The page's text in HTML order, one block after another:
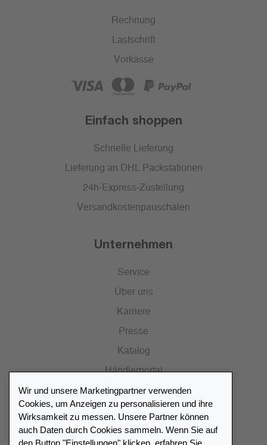
Rechnung
Lastschrift
Vorkasse
Einfach shoppen
Schnelle Lieferung
Lieferung an DHL Packstationen
24h-Express-Zustellung
Versandkostenpauschalen
Unternehmen
Service
Über uns
Karriere
Presse
Katalog
Händlerportal
Händlerverzeichnis
Wir und unsere Marketingpartner verwenden
Cookies, um Anzeigen zu personalisieren und ihre
Wirksamkeit zu messen. Unsere Partner können
auch Daten durch Cookies sammeln. Wenn Sie auf
den Button "Einstellungen" klicken, erfahren Sie